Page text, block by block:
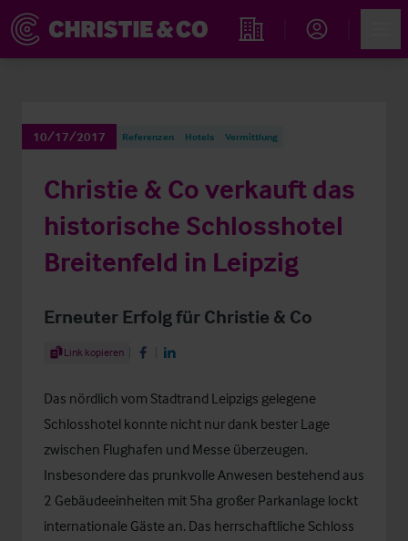
Immobiliensuche
10/17/2017 Referenzen Hotels Vermittlung
Christie & Co verkauft das
historische Schlosshotel
Breitenfeld in Leipzig
Erneuter Erfolg für Christie & Co
Share Article
Link kopieren Share on Facebook
Share on LinkedIn
Das nördlich vom Stadtrand Leipzigs gelegene
Schlosshotel konnte nicht nur dank bester Lage
zwischen Flughafen und Messe überzeugen.
Insbesondere das prunkvolle Anwesen bestehend aus
2 Gebäudeeinheiten mit 5ha großer Parkanlage lockt
internationale Gäste an. Das herrschaftliche Schloss